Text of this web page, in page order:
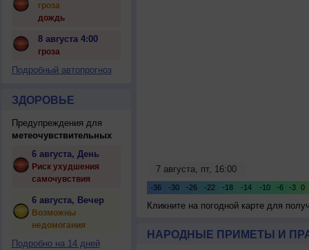
гроза
дождь
8 августа 4:00
гроза
Подробный автопрогноз
ЗДОРОВЬЕ
Предупреждения для
метеочувствительных
6 августа, День
Риск ухудшения
самочувствия
6 августа, Вечер
Возможны
недомогания
Подробно на 14 дней
Кликните на погодной карте для
НАРОДНЫЕ ПРИМЕТЫ И